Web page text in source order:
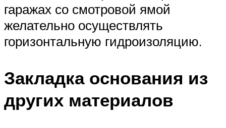
гаражах со смотровой ямой
желательно осуществлять
горизонтальную гидроизоляцию.
Закладка основания из
других материалов